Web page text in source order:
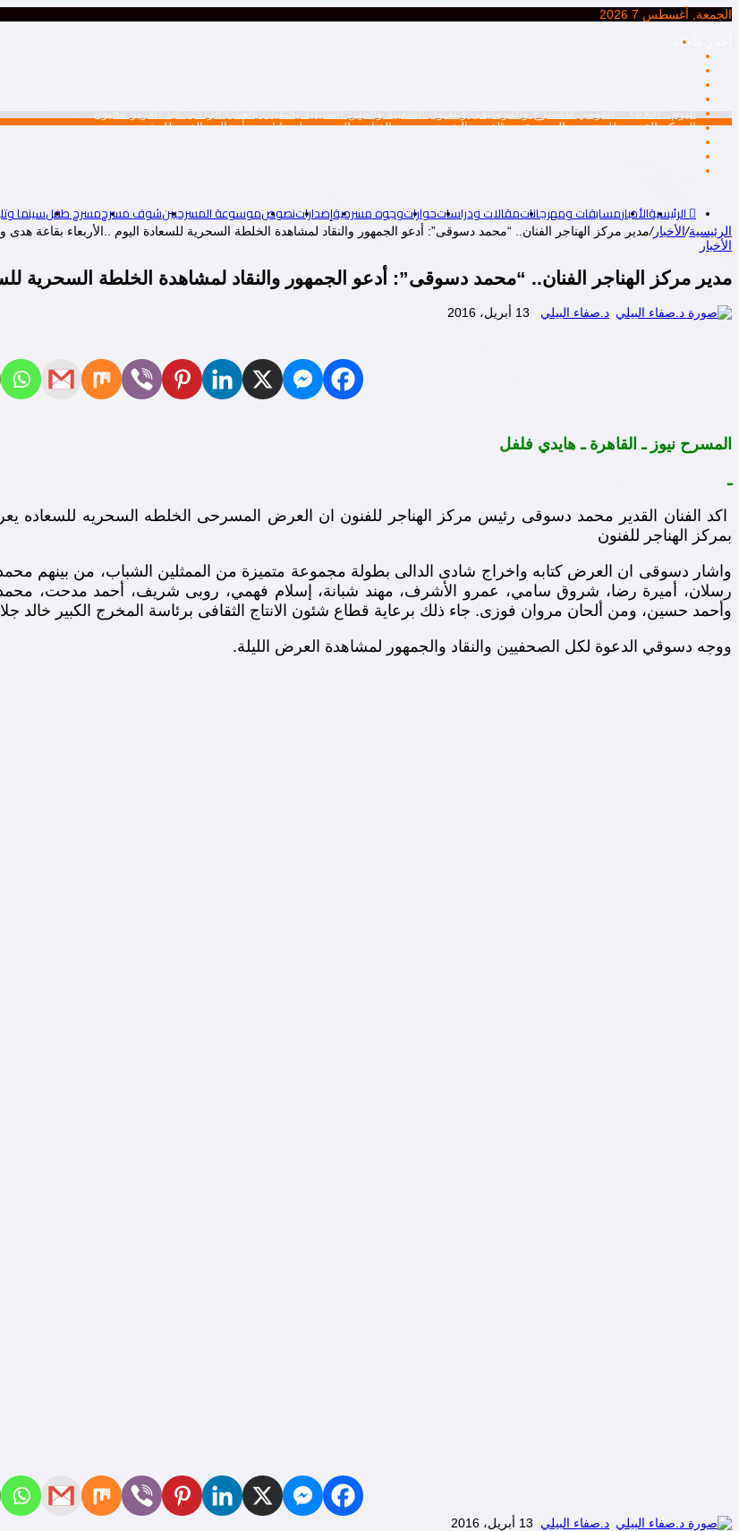
الجمعة, أغسطس 7 2026
أخبار عاجلة
المركز القومي للمسرح والموسيقي والفنون الشعبية.. يدعو الفنانين إلى تسجيل بياناتهم وأعمالهم الفنية للتوثيق
الرئيسيةالأخبارمسابقات ومهرجاناتمقالات ودراساتحواراتوجوه مسرحيةإصداراتنصوصموسوعة المسرحيينشوف مسرحمسرح طفلسينما
الرئيسية/الأخبار/مدير مركز الهناجر الفنان.. “محمد دسوقى”: أدعو الجمهور والنقاد لمشاهدة الخلطة السحرية للسعادة اليوم ..الأربعاء بقاعة هدى
الأخبار
مدير مركز الهناجر الفنان.. “محمد دسوقى”: أدعو الجمهور والنقاد لمشاهدة الخلطة السحرية
د.صفاء البيلي 13 أبريل، 2016
المسرح نيوز ـ القاهرة ـ هايدي فلفل
ـ
اكد الفنان القدير محمد دسوقى رئيس مركز الهناجر للفنون ان العرض المسرحى الخلطه السحريه للسعاده
بمركز الهناجر للفنون
واشار دسوقى ان العرض كتابه واخراج شادى الدالى بطولة مجموعة متميزة من الممثلين الشباب، من بينهم
رسلان، أميرة رضا، شروق سامي، عمرو الأشرف، مهند شبانة، إسلام فهمي، روبى شريف، أحمد مدحت،
وأحمد حسين، ومن ألحان مروان فوزى. جاء ذلك برعاية قطاع شئون الانتاج الثقافى برئاسة المخرج الكبير خالد
ووجه دسوقي الدعوة لكل الصحفيين والنقاد والجمهور لمشاهدة العرض الليلة.
د.صفاء البيلي 13 أبريل، 2016